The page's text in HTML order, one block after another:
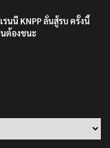
นนี KNPP ลั่นสู้รบ ครั้งนี้
ต้องชนะ